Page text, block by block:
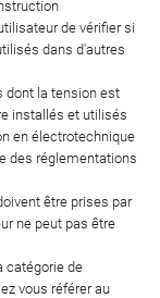
de vérifier si
dans d'autres
dont la tension est
installés et utilisés
en électrotechnique
des réglementations
être prises par
ne peut pas être
catégorie de
vous référer au